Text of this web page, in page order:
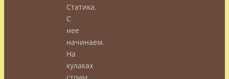
Статика.
С
нее
начинаем.
На
кулаках